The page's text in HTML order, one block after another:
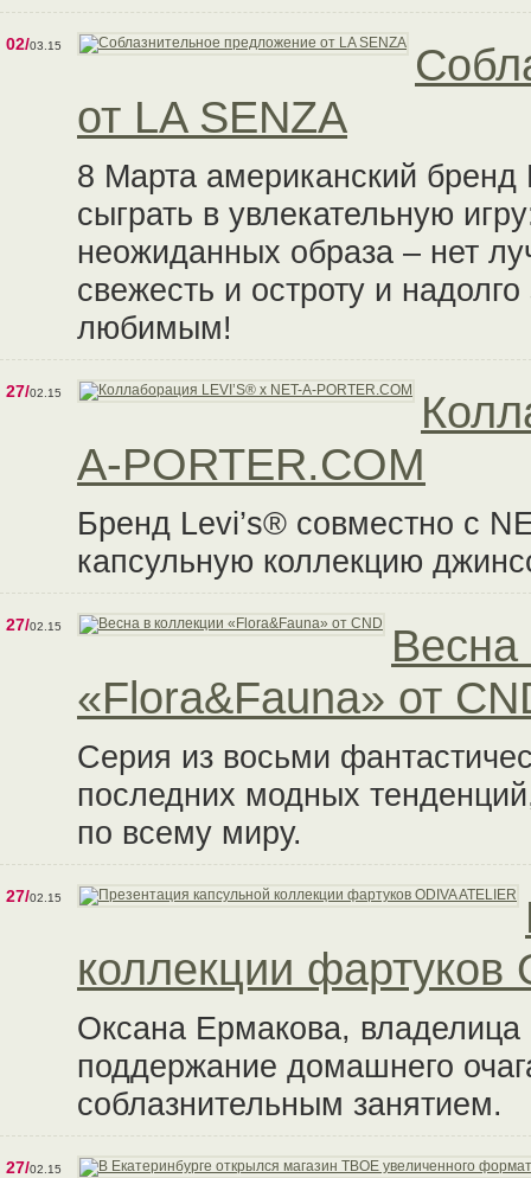
02/03.15
от LA SENZA
8 Марта американский
сыграть в увлекательную
неожиданных образа – нет
свежесть и остроту и
любимым!
27/02.15
A-PORTER.COM
Бренд Levi’s® совместно с
капсульную коллекцию
27/02.15
Весна
«Flora&Fauna» от
Серия из восьми
последних модных
по всему миру.
27/02.15
коллекции фартуков
Оксана Ермакова, владелица
поддержание домашнего
соблазнительным занятием.
27/02.15